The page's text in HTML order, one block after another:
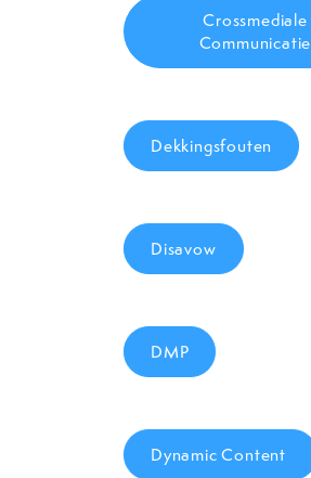
Crossmediale
Communicatie
Dekkingsfouten
Disavow
DMP
Dynamic Content